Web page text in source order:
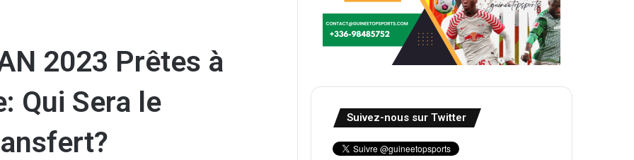
2023 Prêtes à
Qui Sera le
Suivez-nous sur Twitter